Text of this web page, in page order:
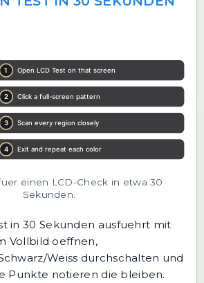
einen LCD-Check in etwa 30
Sekunden.
in 30 Sekunden ausfuehrt mit
Vollbild oeffnen,
Weiss durchschalten und
Punkte notieren die bleiben.